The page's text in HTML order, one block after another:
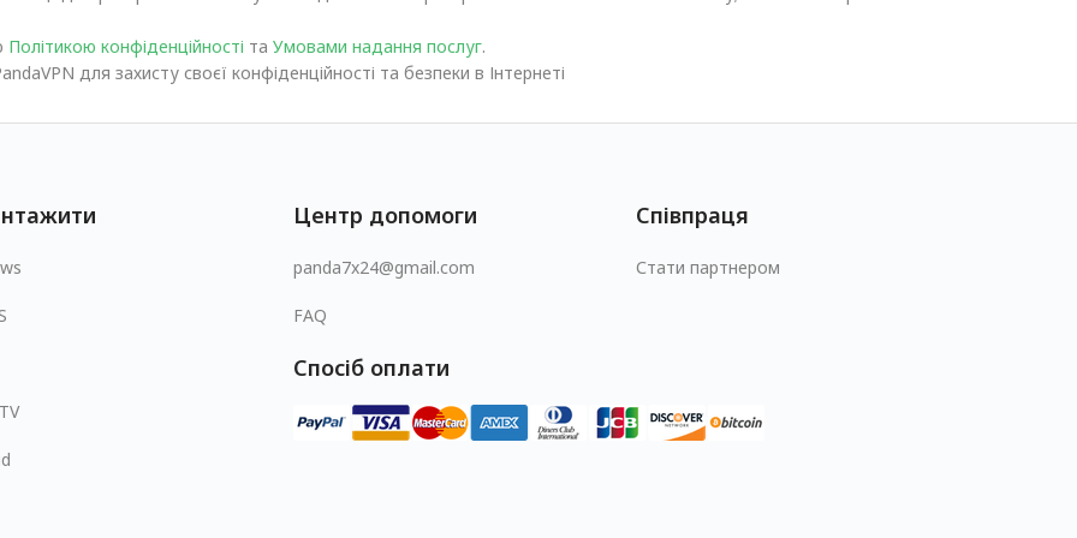
Політикою конфіденційності та Умовами надання послуг.
для захисту своєї конфіденційності та безпеки в Інтернеті
Центр допомоги
panda7x24@gmail.com
FAQ
Співпраця
Стати партнером
Спосіб оплати